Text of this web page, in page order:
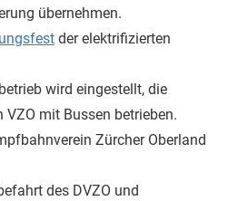
übernehmen.
der elektrifizierten
wird eingestellt, die
mit Bussen betrieben.
Zürcher Oberland
des DVZO und